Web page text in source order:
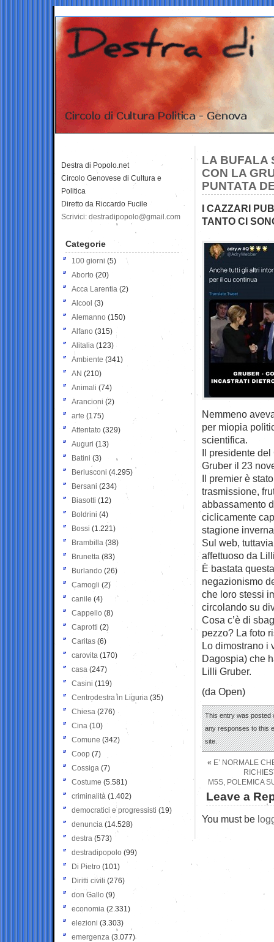
LA BUFALA
CON LA
PUNTATA
I CAZZARI
TANTO CI
Nemmeno
per miopia
scientifica.
Il presidente
Gruber il 23
Il premier è
trasmissione,
abbassamento
ciclicamente
stagione
Sul web,
affettuoso da
È bastata
negazionismo
che loro stessi
circolando su
Cosa c’è di
pezzo? La foto
Lo dimostrano i
Dagospia) che
Lilli Gruber.
(da Open)
This entry was posted
any responses to this
site.
« E’ NORMALE
M5S, POLEMICA
Leave a
You must be
Destra di Popolo.net
Circolo Genovese di Cultura e
Politica
Diretto da Riccardo Fucile
Scrivici: destradipopolo@gmail.com
Categorie
100 giorni (5)
Aborto (20)
Acca Larentia (2)
Alcool (3)
Alemanno (150)
Alfano (315)
Alitalia (123)
Ambiente (341)
AN (210)
Animali (74)
Arancioni (2)
arte (175)
Attentato (329)
Auguri (13)
Batini (3)
Berlusconi (4.295)
Bersani (234)
Biasotti (12)
Boldrini (4)
Bossi (1.221)
Brambilla (38)
Brunetta (83)
Burlando (26)
Camogli (2)
canile (4)
Cappello (8)
Caprotti (2)
Caritas (6)
carovita (170)
casa (247)
Casini (119)
Centrodestra in Liguria (35)
Chiesa (276)
Cina (10)
Comune (342)
Coop (7)
Cossiga (7)
Costume (5.581)
criminalità (1.402)
democratici e progressisti (19)
denuncia (14.528)
destra (573)
destradipopolo (99)
Di Pietro (101)
Diritti civili (276)
don Gallo (9)
economia (2.331)
elezioni (3.303)
emergenza (3.077)